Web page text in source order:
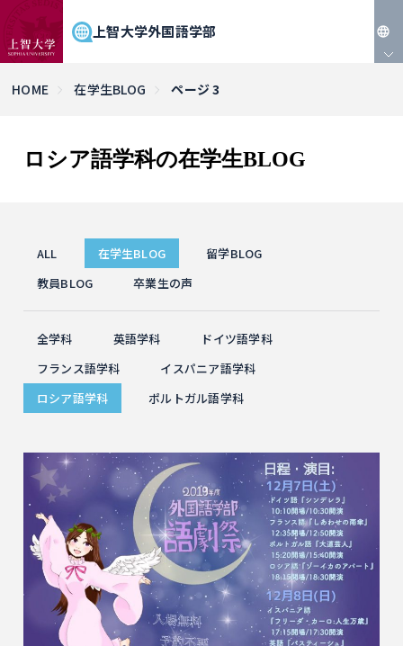
上智大学外国語学部
HOME 在学生BLOG ページ 3
ロシア語学科の在学生BLOG
ALL 在学生BLOG
留学BLOG
教員BLOG
卒業生の声
全学科 英語学科
ドイツ語学科
フランス語学科
イスパニア語学科
ロシア語学科
ポルトガル語学科